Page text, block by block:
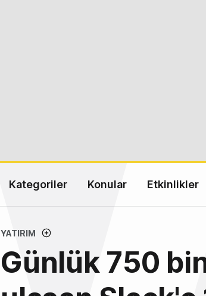
Kategoriler Konular Etkinlikler
YATIRIM
Günlük 750